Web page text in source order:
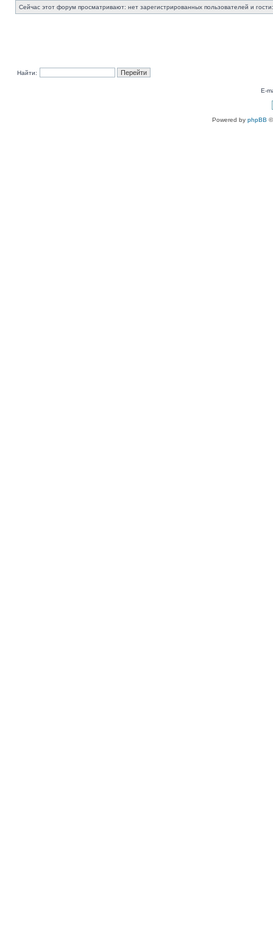
Сейчас этот форум просматривают: нет зарегистрированных пользователей и
Найти:
E-
Powered by phpBB